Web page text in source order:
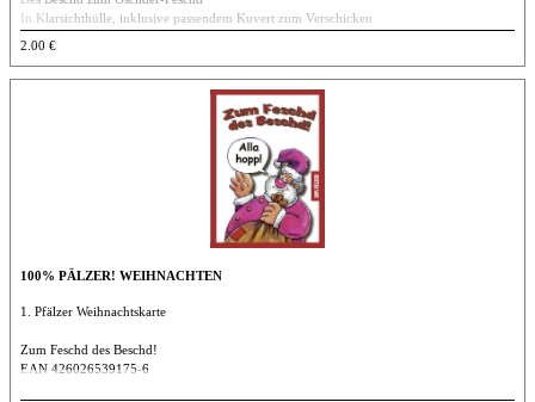
In Klarsichthülle, inklusive passendem Kuvert zum Verschicken
2.00 €
100% PÄLZER! WEIHNACHTEN
1. Pfälzer Weihnachtskarte
Zum Feschd des Beschd!
EAN 426026539175-6